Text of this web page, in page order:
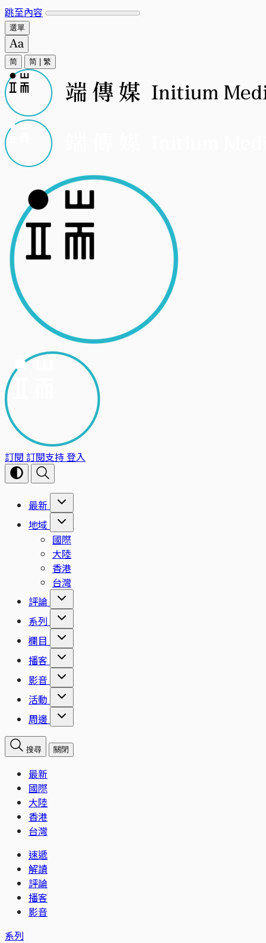
跳至內容
選單
简 简 繁
訂閱 訂閱支持登入
最新
地域
國際
大陸
香港
台灣
評論
系列
欄目
播客
影音
活動
周邊
搜尋 關閉
最新
國際
大陸
香港
台灣
速遞
解讀
評論
播客
影音
系列